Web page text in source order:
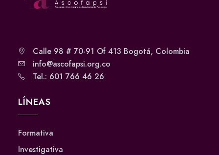
Calle 98 # 70-91 Of 413 Bogotá, Colombia
info@ascofapsi.org.co
Tel.: 601 766 46 26
LÍNEAS
Formativa
Investigativa